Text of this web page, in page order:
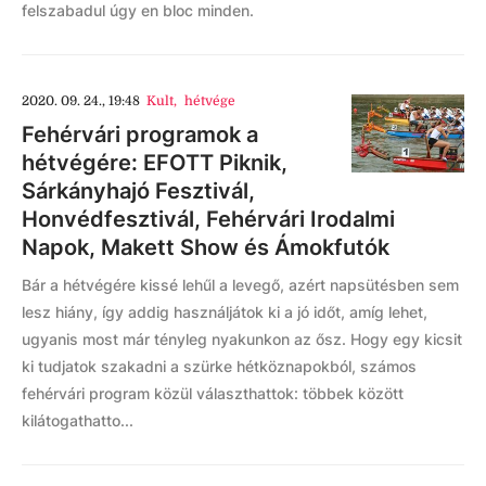
felszabadul úgy en bloc minden.
2020. 09. 24., 19:48 Kult, hétvége
Fehérvári programok a
hétvégére: EFOTT Piknik,
Sárkányhajó Fesztivál,
Honvédfesztivál, Fehérvári Irodalmi
Napok, Makett Show és Ámokfutók
Bár a hétvégére kissé lehűl a levegő, azért napsütésben sem
lesz hiány, így addig használjátok ki a jó időt, amíg lehet,
ugyanis most már tényleg nyakunkon az ősz. Hogy egy kicsit
ki tudjatok szakadni a szürke hétköznapokból, számos
fehérvári program közül választhattok: többek között
kilátogathatto...